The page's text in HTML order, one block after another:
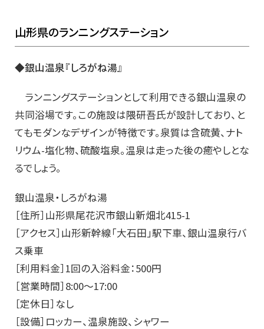
山形県のランニングステーション
◆銀山温泉『しろがね湯』
ランニングステーションとして利用できる銀山温泉の
共同浴場です。この施設は隈研吾氏が設計しており、と
てもモダンなデザインが特徴です。泉質は含硫黄、ナト
リウム-塩化物、硫酸塩泉。温泉は走った後の癒やしとな
るでしょう。
銀山温泉・しろがね湯
［住所］山形県尾花沢市銀山新畑北415-1
［アクセス］山形新幹線「大石田」駅下車、銀山温泉行バ
ス乗車
［利用料金］1回の入浴料金：500円
［営業時間］8:00～17:00
［定休日］なし
［設備］ロッカー、温泉施設、シャワー